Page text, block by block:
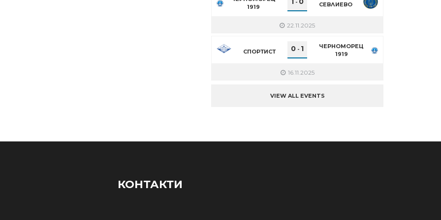
1919
- СЕВЛИЕВО
22.11.2025
СПОРТИСТ 0 - 1
ЧЕРНОМОРЕЦ
1919
16.11.2025
VIEW ALL EVENTS
КОНТАКТИ